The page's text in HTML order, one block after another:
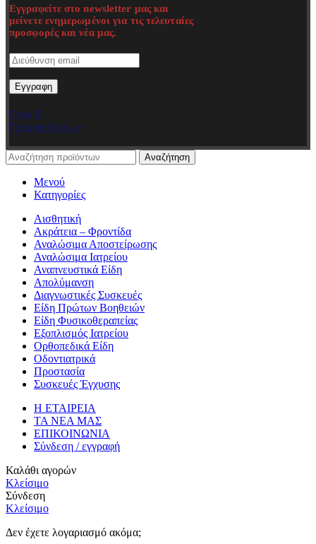
Εγγραφείτε στο newsletter μας και
μείνετε ενημερωμένοι για τις τελευταίες
προσφορές και νέα μας.
Όροι &
Προϋποθέσεις
Αναζήτηση
Μενού
Κατηγορίες
Αισθητική
Ακράτεια – Φροντίδα
Αναλώσιμα Αποστείρωσης
Αναλώσιμα Ιατρείου
Αναπνευστικά Είδη
Απολύμανση
Διαγνωστικές Συσκευές
Είδη Πρώτων Βοηθειών
Είδη Φυσικοθεραπείας
Εξοπλισμός Ιατρείου
Ορθοπεδικά Είδη
Οδοντιατρικά
Προστασία
Συσκευές Έγχυσης
Η ΕΤΑΙΡΕΙΑ
ΤΑ ΝΕΑ ΜΑΣ
ΕΠΙΚΟΙΝΩΝΙΑ
Σύνδεση / εγγραφή
Καλάθι αγορών
Κλείσιμο
Σύνδεση
Κλείσιμο
Δεν έχετε λογαριασμό ακόμα;